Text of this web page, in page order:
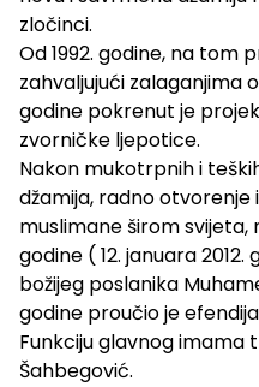
zločinci.
Od 1992. godine, na tom
zahvaljujući zalaganjima
godine pokrenut je
zvorničke ljepotice.
Nakon mukotrpnih i
džamija, radno otvorenje
muslimane širom svijeta,
godine ( 12. januara
božijeg poslanika
godine proučio je
Funkciju glavnog imama
Šahbegović.